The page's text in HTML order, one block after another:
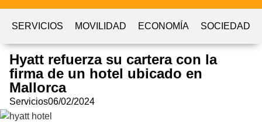
SERVICIOS MOVILIDAD ECONOMÍA SOCIEDAD
Hyatt refuerza su cartera con la
firma de un hotel ubicado en
Mallorca
Servicios06/02/2024